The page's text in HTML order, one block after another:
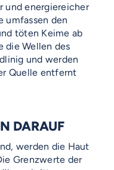
und energiereicher
umfassen den
töten Keime ab
die Wellen des
und werden
Quelle entfernt
DARAUF
werden die Haut
Grenzwerte der